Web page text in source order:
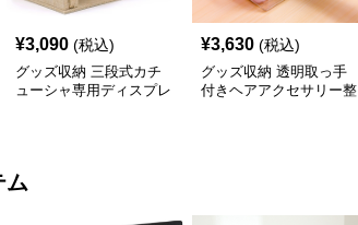
¥3,090 (税込)
グッズ収納 三段式カチ
ューシャ専用ディスプレ
¥3,630 (税込)
グッズ収納 透明取っ手
付きヘアアクセサリー整
ム